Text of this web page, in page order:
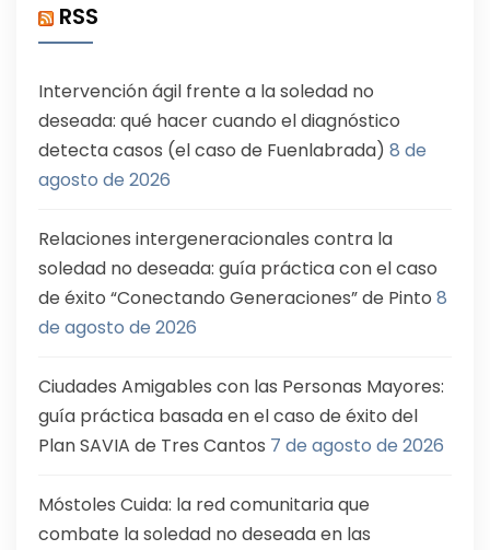
RSS
Intervención ágil frente a la soledad no
deseada: qué hacer cuando el diagnóstico
detecta casos (el caso de Fuenlabrada) 8 de
agosto de 2026
Relaciones intergeneracionales contra la
soledad no deseada: guía práctica con el caso
de éxito “Conectando Generaciones” de Pinto 8
de agosto de 2026
Ciudades Amigables con las Personas Mayores:
guía práctica basada en el caso de éxito del
Plan SAVIA de Tres Cantos 7 de agosto de 2026
Móstoles Cuida: la red comunitaria que
combate la soledad no deseada en las